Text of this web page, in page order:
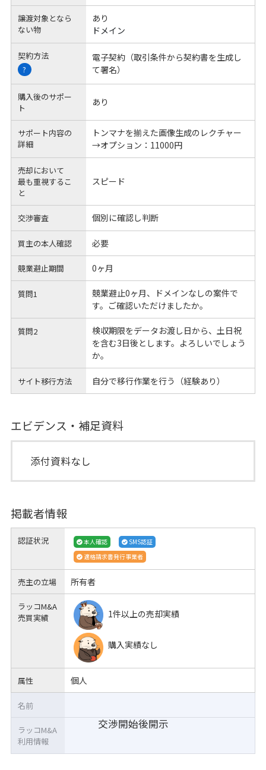
譲渡対象となら
ない物
あり
ドメイン
契約方法
?
電子契約（取引条件から契約書を生成し
て署名）
購入後のサポー
ト
あり
サポート内容の
詳細
トンマナを揃えた画像生成のレクチャー
→オプション：11000円
売却において
最も重視するこ
と
スピード
交渉審査 個別に確認し判断
買主の本人確認 必要
競業避止期間 0ヶ月
質問1
競業避止0ヶ月、ドメインなしの案件で
す。ご確認いただけましたか。
質問2
検収期限をデータお渡し日から、土日祝
を含む3日後とします。よろしいでしょう
か。
サイト移行方法 自分で移行作業を行う（経験あり）
エビデンス・補足資料
添付資料なし
掲載者情報
認証状況 本人確認
SMS認証
適格請求書発行事業者
売主の立場 所有者
ラッコM&A
売買実績
1件以上の売却実績
購入実績なし
属性 個人
交渉開始後開示
名前
ラッコM&A
利用情報